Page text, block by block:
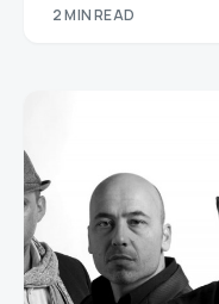
2 MIN READ